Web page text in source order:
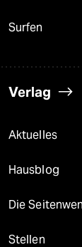
Surfen
Verlag
Aktuelles
Hausblog
Die
Stellen